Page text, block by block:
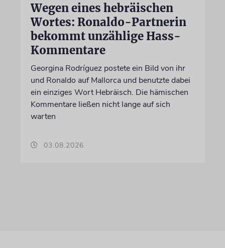
Wegen eines hebräischen
Wortes: Ronaldo-Partnerin
bekommt unzählige Hass-
Kommentare
Georgina Rodríguez postete ein Bild von ihr
und Ronaldo auf Mallorca und benutzte dabei
ein einziges Wort Hebräisch. Die hämischen
Kommentare ließen nicht lange auf sich
warten
03.08.2026